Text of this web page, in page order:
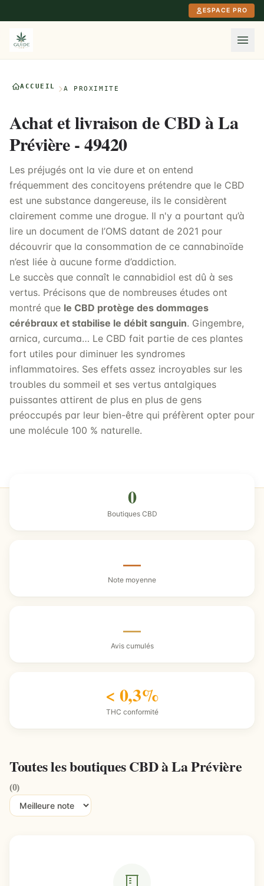
ESPACE PRO
ACCUEIL À PROXIMITÉ
Achat et livraison de CBD à La
Prévière - 49420
Les préjugés ont la vie dure et on entend
fréquemment des concitoyens prétendre que le CBD
est une substance dangereuse, ils le considèrent
clairement comme une drogue. Il n'y a pourtant qu’à
lire un document de l’OMS datant de 2021 pour
découvrir que la consommation de ce cannabinoïde
n’est liée à aucune forme d’addiction.
Le succès que connaît le cannabidiol est dû à ses
vertus. Précisons que de nombreuses études ont
montré que le CBD protège des dommages
cérébraux et stabilise le débit sanguin. Gingembre,
arnica, curcuma… Le CBD fait partie de ces plantes
fort utiles pour diminuer les syndromes
inflammatoires. Ses effets assez incroyables sur les
troubles du sommeil et ses vertus antalgiques
puissantes attirent de plus en plus de gens
préoccupés par leur bien-être qui préfèrent opter pour
une molécule 100 % naturelle.
0
Boutiques CBD
—
Note moyenne
—
Avis cumulés
< 0,3%
THC conformité
Toutes les boutiques CBD à La Prévière
(0)